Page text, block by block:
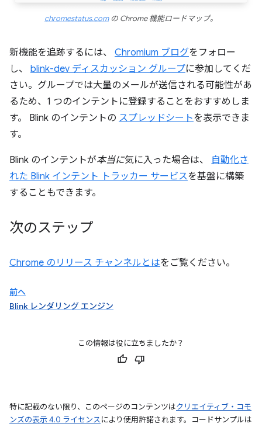
chromestatus.comの Chrome 機能ロードマップ。
新機能を追跡するには、 Chromium ブログをフォロー
し、 blink-dev ディスカッション グループに参加してくだ
さい。グループでは大量のメールが送信される可能性があ
るため、1 つのインテントに登録することをおすすめしま
す。 Blink のインテントの スプレッドシートを表示できま
す。
Blink のインテントが本当に気に入った場合は、 自動化さ
れた Blink インテント トラッカー サービスを基盤に構築
することもできます。
次のステップ
Chrome のリリース チャンネルとはをご覧ください。
前へ
Blink レンダリング エンジン
この情報は役に立ちましたか？
特に記載のない限り、このページのコンテンツはクリエイティブ・コモ
ンズの表示 4.0 ライセンスにより使用許諾されます。コードサンプルは